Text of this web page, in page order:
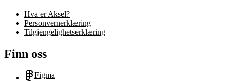
Hva er Aksel?
Personvernerklæring
Tilgjengelighetserklæring
Finn oss
Figma